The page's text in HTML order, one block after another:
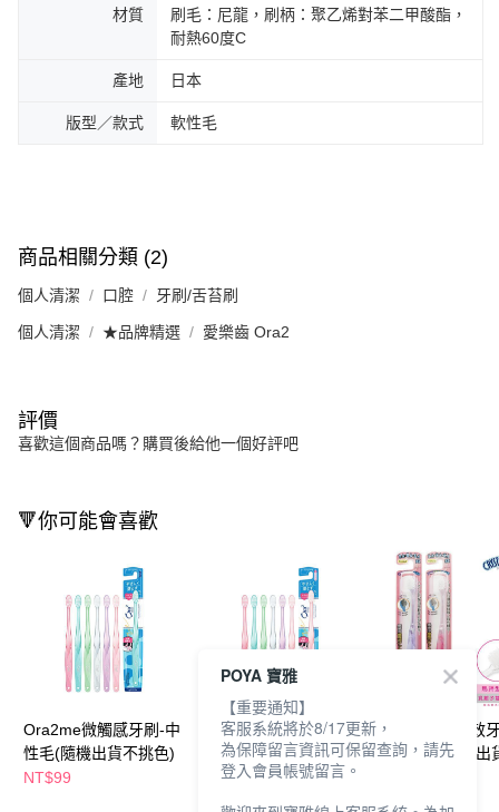
材質
刷毛：尼龍，刷柄：聚乙烯對苯二甲酸酯，
耐熱60度C
產地 日本
版型／款式 軟性毛
商品相關分類 (2)
個人清潔 口腔 牙刷/舌苔刷
個人清潔 ★品牌精選 愛樂齒 Ora2
評價
喜歡這個商品嗎？購買後給他一個好評吧
🔻你可能會喜歡
Ora2me微觸感牙刷-中
性毛(隨機出貨不挑色)
NT$99
Ora2me微觸感牙刷-超
軟毛(隨機出貨不挑色)
NT$99
川西負離子雙效
軟毛(顏色隨機出
POYA 寶雅
【重要通知】
客服系統將於8/17更新，
為保障留言資訊可保留查詢，請先
登入會員帳號留言。